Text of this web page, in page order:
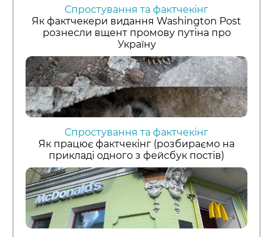
Спростування та фактчекінг
Як фактчекери видання Washington Post
рознесли вщент промову путіна про
Україну
Спростування та фактчекінг
Як працює фактчекінг (розбираємо на
прикладі одного з фейсбук постів)